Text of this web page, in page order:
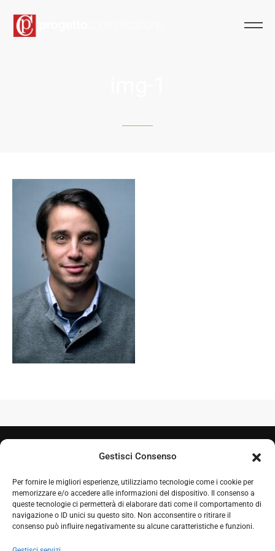
Gestisci Consenso
Per fornire le migliori esperienze, utilizziamo tecnologie come i cookie per
memorizzare e/o accedere alle informazioni del dispositivo. Il consenso a
queste tecnologie ci permetterà di elaborare dati come il comportamento di
navigazione o ID unici su questo sito. Non acconsentire o ritirare il
consenso può influire negativamente su alcune caratteristiche e funzioni.
+39 050 7212995